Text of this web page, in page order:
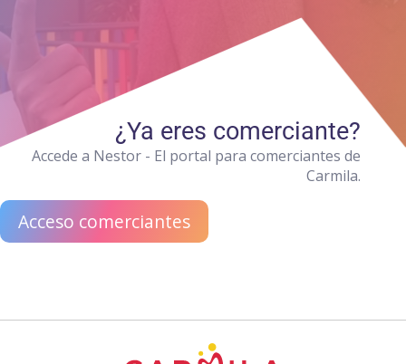
¿Ya eres comerciante?
Accede a Nestor - El portal para comerciantes de
Carmila.
Acceso comerciantes